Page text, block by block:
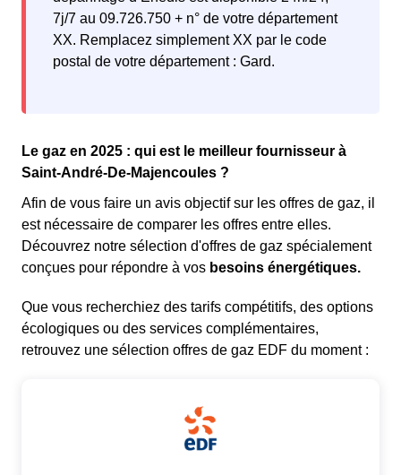
7j/7 au 09.726.750 + n° de votre département
XX. Remplacez simplement XX par le code
postal de votre département : Gard.
Le gaz en 2025 : qui est le meilleur fournisseur à
Saint-André-De-Majencoules ?
Afin de vous faire un avis objectif sur les offres de gaz, il
est nécessaire de comparer les offres entre elles.
Découvrez notre sélection d'offres de gaz spécialement
conçues pour répondre à vos besoins énergétiques.
Que vous recherchiez des tarifs compétitifs, des options
écologiques ou des services complémentaires,
retrouvez une sélection offres de gaz EDF du moment :